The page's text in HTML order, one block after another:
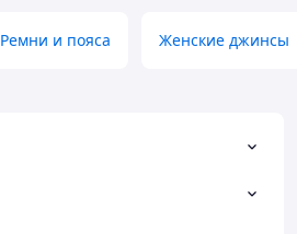
Ремни и пояса Женские джинсы